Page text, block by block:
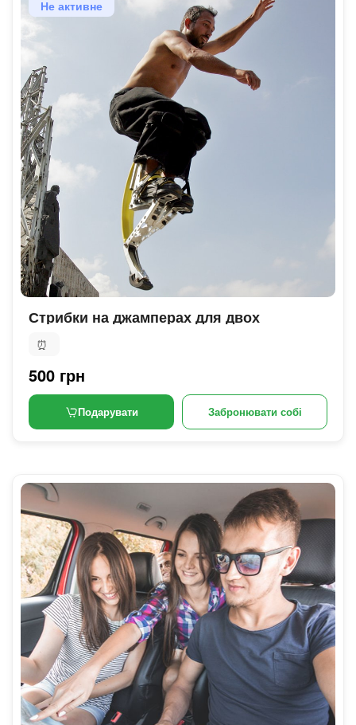
Не активне
Стрибки на джамперах для двох
⏰
500 грн
Подарувати Забронювати собі